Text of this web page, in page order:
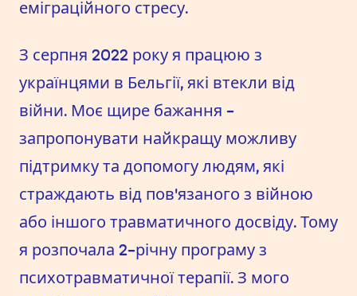
еміграційного стресу.
З серпня 2022 року я працюю з
українцями в Бельгії, які втекли від
війни. Моє щире бажання -
запропонувати найкращу можливу
підтримку та допомогу людям, які
страждають від пов'язаного з війною
або іншого травматичного досвіду. Тому
я розпочала 2-річну програму з
психотравматичної терапії. З мого